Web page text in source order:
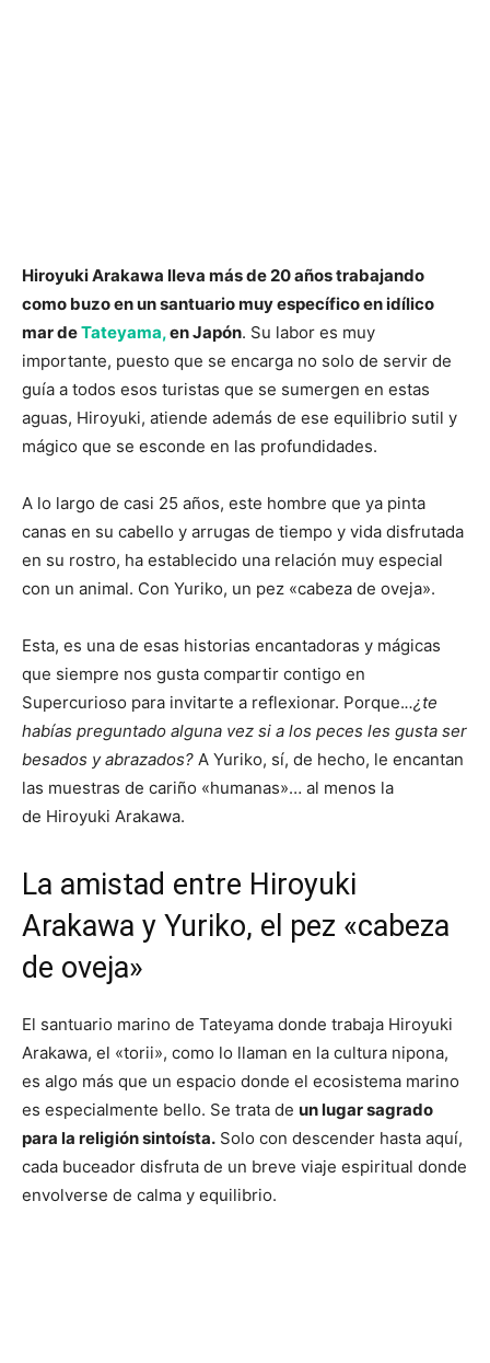
Hiroyuki Arakawa lleva más de 20 años trabajando
como buzo en un santuario muy específico en idílico
mar deTateyama,en Japón. Su labor es muy
importante, puesto que se encarga no solo de servir de
guía a todos esos turistas que se sumergen en estas
aguas, Hiroyuki, atiende además de ese equilibrio sutil y
mágico que se esconde en las profundidades.
A lo largo de casi 25 años, este hombre que ya pinta
canas en su cabello y arrugas de tiempo y vida disfrutada
en su rostro, ha establecido una relación muy especial
con un animal. Con Yuriko, un pez «cabeza de oveja».
Esta, es una de esas historias encantadoras y mágicas
que siempre nos gusta compartir contigo en
Supercurioso para invitarte a reflexionar. Porque...¿te
habías preguntado alguna vez si a los peces les gusta ser
besados y abrazados? A Yuriko, sí, de hecho, le encantan
las muestras de cariño «humanas»… al menos la
de Hiroyuki Arakawa.
La amistad entre Hiroyuki
Arakawa y Yuriko, el pez «cabeza
de oveja»
El santuario marino de Tateyama donde trabaja Hiroyuki
Arakawa, el «torii», como lo llaman en la cultura nipona,
es algo más que un espacio donde el ecosistema marino
es especialmente bello. Se trata de un lugar sagrado
para la religión sintoísta. Solo con descender hasta aquí,
cada buceador disfruta de un breve viaje espiritual donde
envolverse de calma y equilibrio.